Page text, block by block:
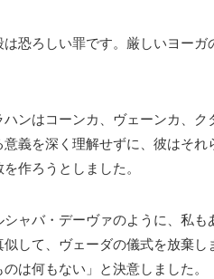
は恐ろしい罪です。厳しいヨー
ハンはコーンカ、ヴェーンカ、
意義を深く理解せずに、彼はそ
を作ろうとしました。
シャバ・デーヴァのように、私
似して、ヴェーダの儀式を放棄
のは何もない」と決意しました。